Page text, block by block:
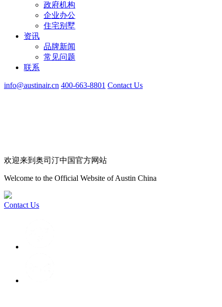
政府机构
企业办公
住宅别墅
资讯
品牌新闻
常见问题
联系
info@austinair.cn 400-663-8801 Contact Us
欢迎来到奥司汀中国官方网站
Welcome to the Official Website of Austin China
Contact Us